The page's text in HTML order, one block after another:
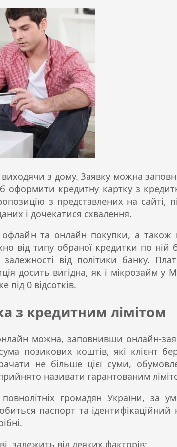
з дому. Заявку можна
кредитну картку з
з представлених на сайті,
і дочекатися схвалення.
та онлайн покупки, а також
від типу обраної кредитки по ній
від політики банку.
досить вигідна, як і мікрозайм у
0 відсотків.
з кредитним лімітом
можна, заповнивши онлайн-
позикових коштів, які клієнт
не більше цієї суми,
називати гарантованим
громадян України, за
паспорт та ідентифікаційний
залежить від деяких факторів: